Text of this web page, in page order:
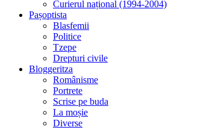
Curierul național (1994-2004)
Pașoptista
Blasfemii
Politice
Tzepe
Drepturi civile
Bloggeritza
Românisme
Portrete
Scrise pe buda
La moșie
Diverse